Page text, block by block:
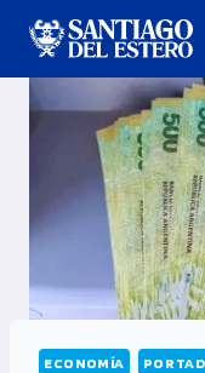
ECONOMÍA